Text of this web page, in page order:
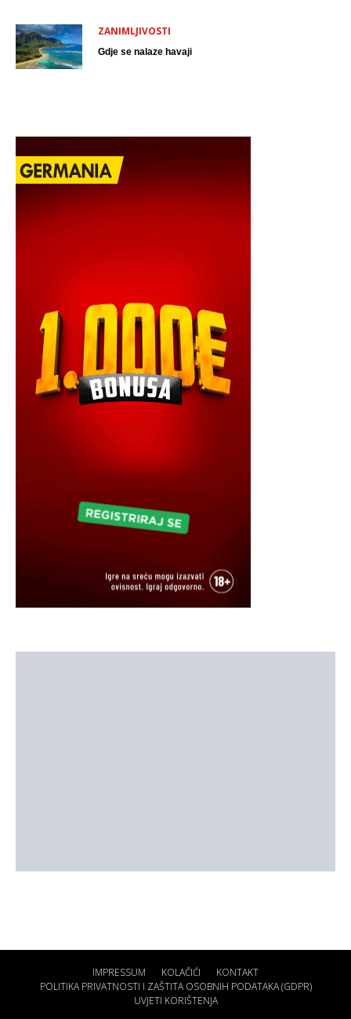
ZANIMLJIVOSTI
Gdje se nalaze havaji
IMPRESSUM KOLAČIĆI
KONTAKT
POLITIKA PRIVATNOSTI I ZAŠTITA OSOBNIH PODATAKA (GDPR)
UVJETI KORIŠTENJA